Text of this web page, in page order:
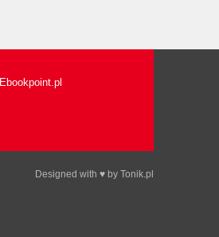
Ebookpoint.pl
Designed with ♥ by Tonik.pl